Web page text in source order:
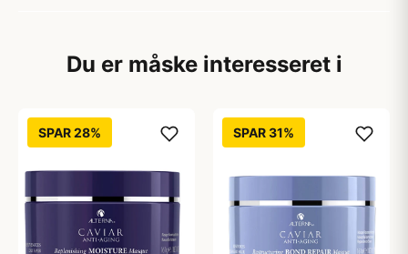
Du er måske interesseret i
SPAR 28% SPAR 31%